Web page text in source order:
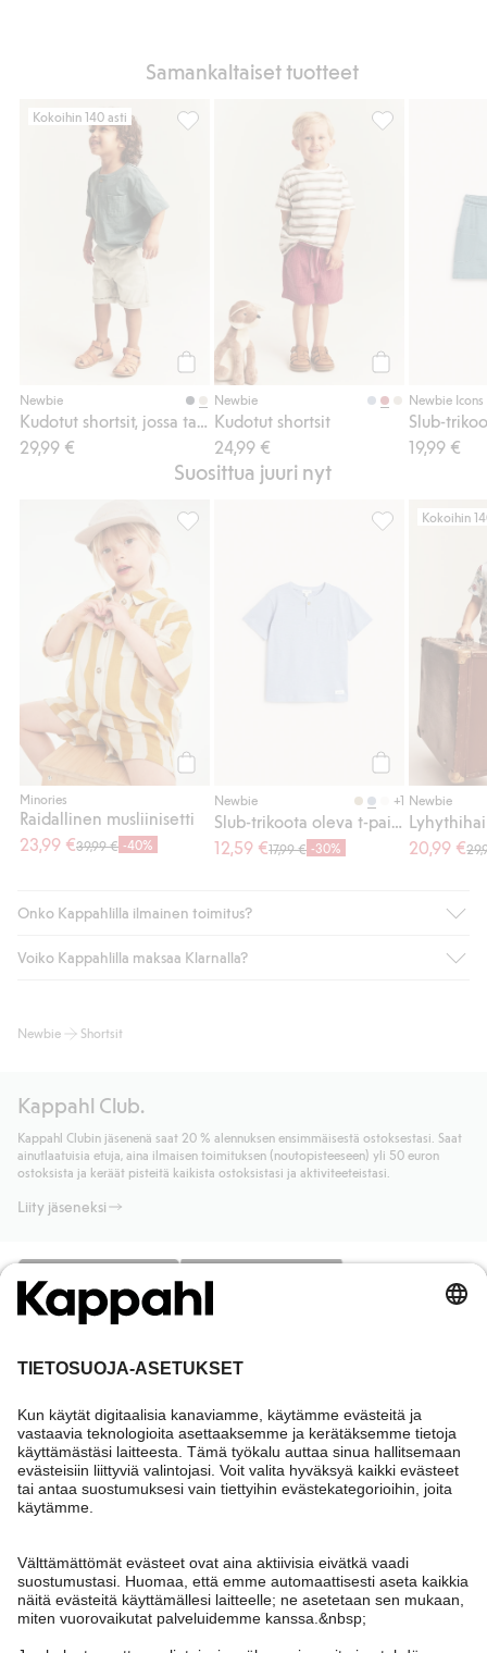
Samankaltaiset tuotteet
Kokoihin 140 asti
Newbie
29,99 €
Kudotut shortsit, jossa taskut, Lisää
Newbie
Kudotut shortsit
24,99 €
Newbie Icons
19,99 €
Suosittua juuri nyt
Osta
Minories
Raidallinen musliinisetti
23,99 €39,99 € -40%
Newbie +1
12,59 €17,99 € -30%
Kokoihin
Newbie
20,99 €
Onko Kappahlilla ilmainen toimitus?
Jos olet Kappahl Clubin jäsen, saat aina ilmaisen toimituksen
kotiinkuljetusta). Toimituskulut poistuvat automaattisesti, kun
noutopisteeseen tai pakettiautomaattiin ja PostNordin
kotiinkuljetuksella 6,99 €, riippumatta ostosummasta.
Lue lisää
Voiko Kappahlilla maksaa Klarnalla?
maksutavat, kuten laskun, sekä muita maksuvaihtoehtoja.
Lisätietoja Klarnan maksuehdoista
Lue lisää
Newbie Shortsit
Kappahl Club.
Kappahl Clubin jäsenenä saat 20 % alennuksen ensimmäisestä ostoksestasi. Saat
ainutlaatuisia etuja, aina ilmaisen toimituksen (noutopisteeseen) yli 50 euron
ostoksista ja keräät pisteitä kaikista ostoksistasi ja aktiviteeteistasi.
Liity jäseneksi
Tarvitsetko apua?
Asiakaspalvelu
Usein kysyttyä
Tilaus
Ota yhteyttä
Kappahl Club
Kappahl Club
Jäsenyysehdot
Tietoa Kappahl Group
Kestävä kehitys
Ehdot & käytännöt